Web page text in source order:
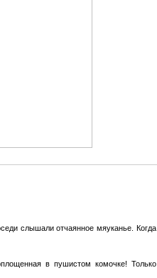
слышали отчаянное мяуканье. Когда
в пушистом комочке! Только